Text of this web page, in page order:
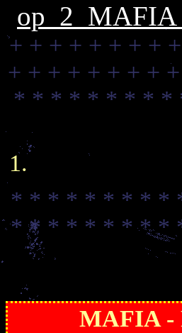
+ + + + + + + +
+ + + + + + + +
* * * * * * * * *
* * * * * * * * *
* * * * * * * * *
MAFIA -